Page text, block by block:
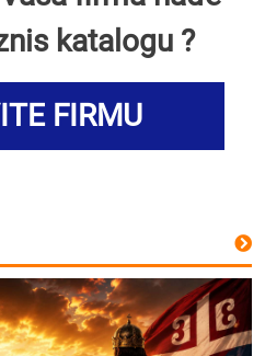
katalogu ?
FIRMU